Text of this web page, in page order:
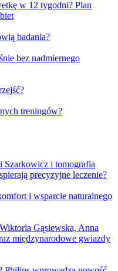
w 12 tygodni? Plan
badania?
bez nadmiernego
treningów?
Szarkowicz i tomografia
precyzyjne leczenie?
i wsparcie naturalnego
Gąsiewska, Anna
międzynarodowe gwiazdy